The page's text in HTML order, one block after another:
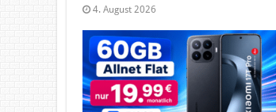
4. August 2026